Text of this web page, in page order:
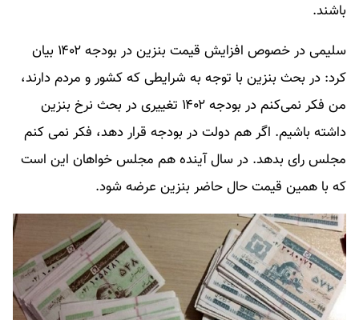
باشند.
سلیمی در خصوص افزایش قیمت بنزین در بودجه ۱۴۰۲ بیان
کرد: در بحث بنزین با توجه به شرایطی که کشور و مردم دارند،
من فکر نمی‌کنم در بودجه ۱۴۰۲ تغییری در بحث نرخ بنزین
داشته باشیم. اگر هم دولت در بودجه قرار دهد، فکر نمی کنم
مجلس رای بدهد. در سال آینده هم مجلس خواهان این است
که با همین قیمت حال حاضر بنزین عرضه شود.